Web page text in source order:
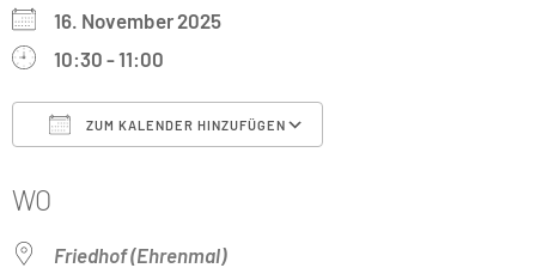
16. November 2025
10:30 - 11:00
ZUM KALENDER HINZUFÜGEN
WO
Friedhof (Ehrenmal)